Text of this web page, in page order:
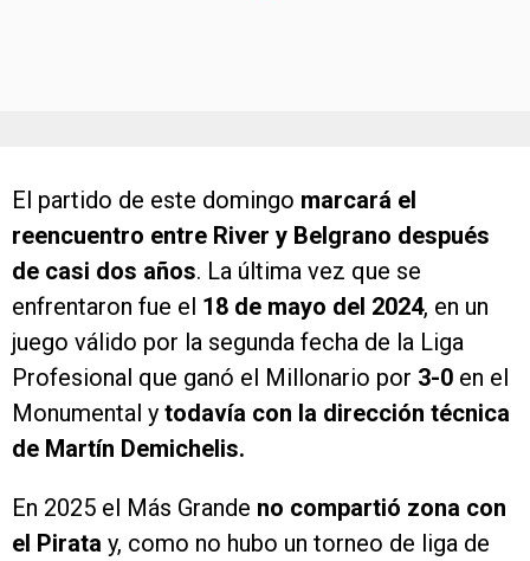
El partido de este domingo marcará el
reencuentro entre River y Belgrano después
de casi dos años. La última vez que se
enfrentaron fue el 18 de mayo del 2024, en un
juego válido por la segunda fecha de la Liga
Profesional que ganó el Millonario por 3-0 en el
Monumental y todavía con la dirección técnica
de Martín Demichelis.
En 2025 el Más Grande no compartió zona con
el Pirata y, como no hubo un torneo de liga de